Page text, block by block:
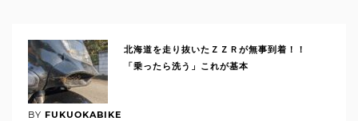
北海道を走り抜いたＺＺＲが無事到着！！
「乗ったら洗う」これが基本
BY FUKUOKABIKE